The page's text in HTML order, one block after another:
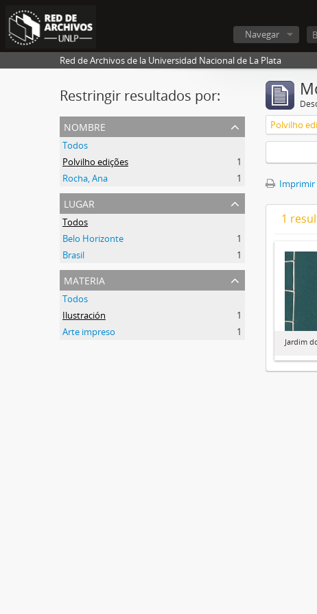
Navegar
Red de Archivos de la Universidad Nacional de La Plata
Restringir resultados por:
nombre
Todos
Polvilho edições
1
Rocha, Ana
1
lugar
Todos
Belo Horizonte
1
Brasil
1
materia
Todos
Ilustración
1
Arte impreso
1
Polvilho
Imprimir
1
Jardim